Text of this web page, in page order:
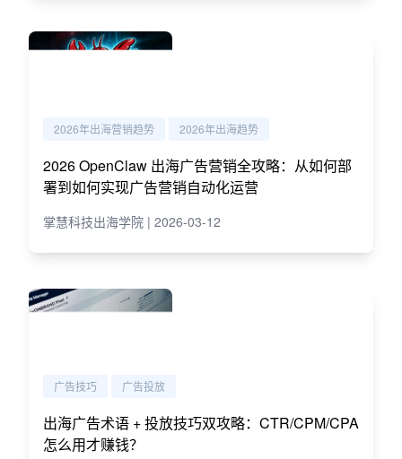
2026年出海营销趋势 2026年出海趋势
2026 OpenClaw 出海广告营销全攻略：从如何部
署到如何实现广告营销自动化运营
掌慧科技出海学院 | 2026-03-12
广告技巧 广告投放
出海广告术语 + 投放技巧双攻略：CTR/CPM/CPA
怎么用才赚钱？